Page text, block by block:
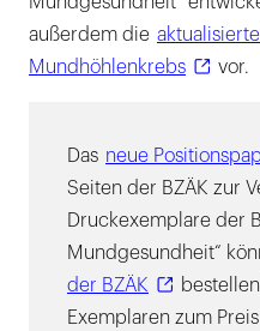
außerdem die
Mundhöhlenkrebs
vor.
Das neue
Seiten der BZÄK zur
Druckexemplare der
Mundgesundheit“
der BZÄK
Exemplaren zum